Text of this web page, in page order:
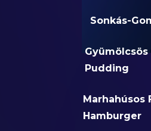
Sonkás-
Gyümölcsös
Pudding
Marhahúsos
Hamburger